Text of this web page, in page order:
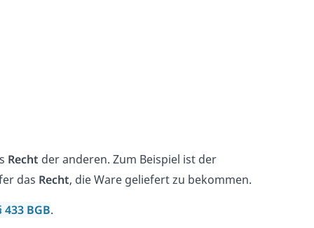
Recht der anderen. Zum Beispiel ist der
das Recht, die Ware geliefert zu bekommen.
433 BGB.